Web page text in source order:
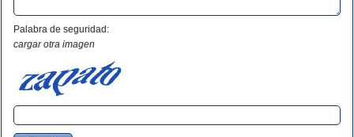
Palabra de seguridad:
cargar otra imagen